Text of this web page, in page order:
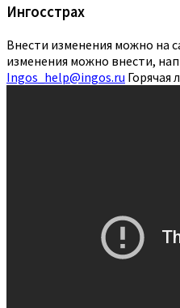
Ингосстрах
Внести изменения можно на
изменения можно внести,
Ingos_help@ingos.ru Горячая